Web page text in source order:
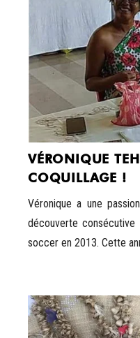
VÉRONIQUE
COQUILLAGE !
Véronique a une
découverte
soccer en 2013. Cette